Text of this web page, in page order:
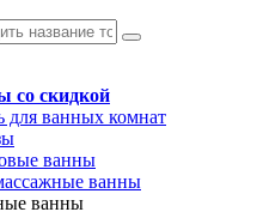
со скидкой
для ванных комнат
ванны
ванны
ванны